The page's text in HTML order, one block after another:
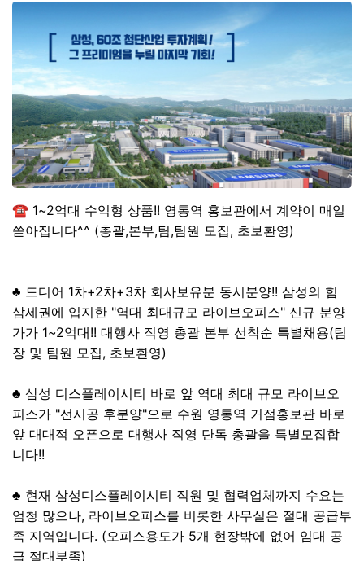
본문
☎ 1~2억대 수익형 상품!! 영통역 홍보관에서 계약이 매일
쏟아집니다^^ (총괄,본부,팀,팀원 모집, 초보환영)
♣ 드디어 1차+2차+3차 회사보유분 동시분양!! 삼성의 힘
삼세권에 입지한 "역대 최대규모 라이브오피스" 신규 분양
가가 1~2억대!! 대행사 직영 총괄 본부 선착순 특별채용(팀
장 및 팀원 모집, 초보환영)
♣ 삼성 디스플레이시티 바로 앞 역대 최대 규모 라이브오
피스가 "선시공 후분양"으로 수원 영통역 거점홍보관 바로
앞 대대적 오픈으로 대행사 직영 단독 총괄을 특별모집합
니다!!
♣ 현재 삼성디스플레이시티 직원 및 협력업체까지 수요는
엄청 많으나, 라이브오피스를 비롯한 사무실은 절대 공급부
족 지역입니다. (오피스용도가 5개 현장밖에 없어 임대 공
급 절대부족)